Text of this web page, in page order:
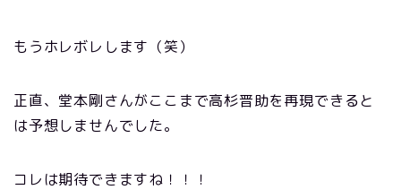
もうホレボレします（笑）
正直、堂本剛さんがここまで高杉晋助を再現できると
は予想しませんでした。
コレは期待できますね！！！